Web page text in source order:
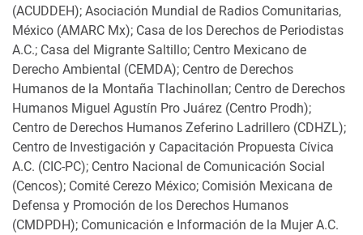
(ACUDDEH); Asociación Mundial de Radios Comunitarias,
México (AMARC Mx); Casa de los Derechos de Periodistas
A.C.; Casa del Migrante Saltillo; Centro Mexicano de
Derecho Ambiental (CEMDA); Centro de Derechos
Humanos de la Montaña Tlachinollan; Centro de Derechos
Humanos Miguel Agustín Pro Juárez (Centro Prodh);
Centro de Derechos Humanos Zeferino Ladrillero (CDHZL);
Centro de Investigación y Capacitación Propuesta Cívica
A.C. (CIC-PC); Centro Nacional de Comunicación Social
(Cencos); Comité Cerezo México; Comisión Mexicana de
Defensa y Promoción de los Derechos Humanos
(CMDPDH); Comunicación e Información de la Mujer A.C.